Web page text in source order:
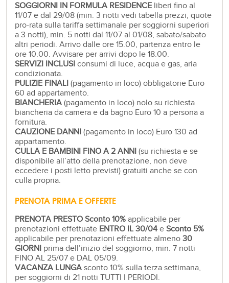
SOGGIORNI IN FORMULA RESIDENCE liberi fino al
11/07 e dal 29/08 (min. 3 notti vedi tabella prezzi, quote
pro-rata sulla tariffa settimanale per soggiorni superiori
a 3 notti), min. 5 notti dal 11/07 al 01/08, sabato/sabato
altri periodi. Arrivo dalle ore 15.00, partenza entro le
ore 10.00. Avvisare per arrivi dopo le 18.00.
SERVIZI INCLUSI consumi di luce, acqua e gas, aria
condizionata.
PULIZIE FINALI (pagamento in loco) obbligatorie Euro
60 ad appartamento.
BIANCHERIA (pagamento in loco) nolo su richiesta
biancheria da camera e da bagno Euro 10 a persona a
fornitura.
CAUZIONE DANNI (pagamento in loco) Euro 130 ad
appartamento.
CULLA E BAMBINI FINO A 2 ANNI (su richiesta e se
disponibile all’atto della prenotazione, non deve
eccedere i posti letto previsti) gratuiti anche se con
culla propria.
PRENOTA PRIMA E OFFERTE
PRENOTA PRESTO Sconto 10% applicabile per
prenotazioni effettuate ENTRO IL 30/04 eSconto 5%
applicabile per prenotazioni effettuate almeno30
GIORNI prima dell’inizio del soggiorno, min. 7 notti
FINO AL 25/07 e DAL 05/09.
VACANZA LUNGA sconto 10% sulla terza settimana,
per soggiorni di 21 notti TUTTI I PERIODI.